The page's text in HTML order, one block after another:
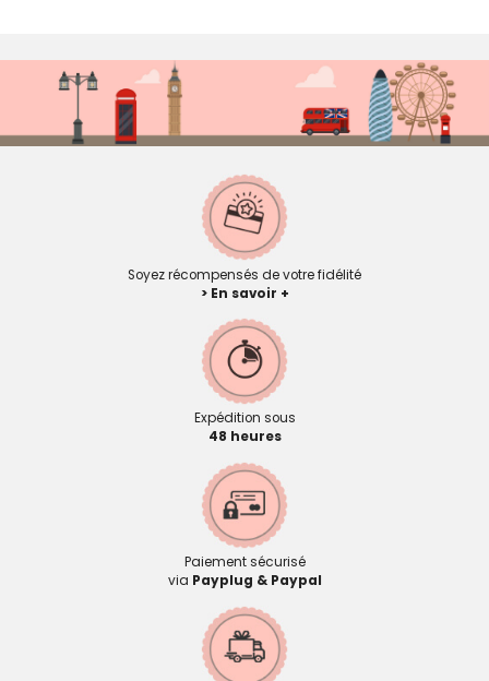
Soyez récompensés de votre fidélité
> En savoir +
Expédition sous
48 heures
Paiement sécurisé
via Payplug & Paypal